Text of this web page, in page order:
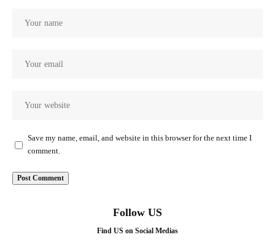
Save my name, email, and website in this browser for the next time I
comment.
Follow US
Find US on Social Medias